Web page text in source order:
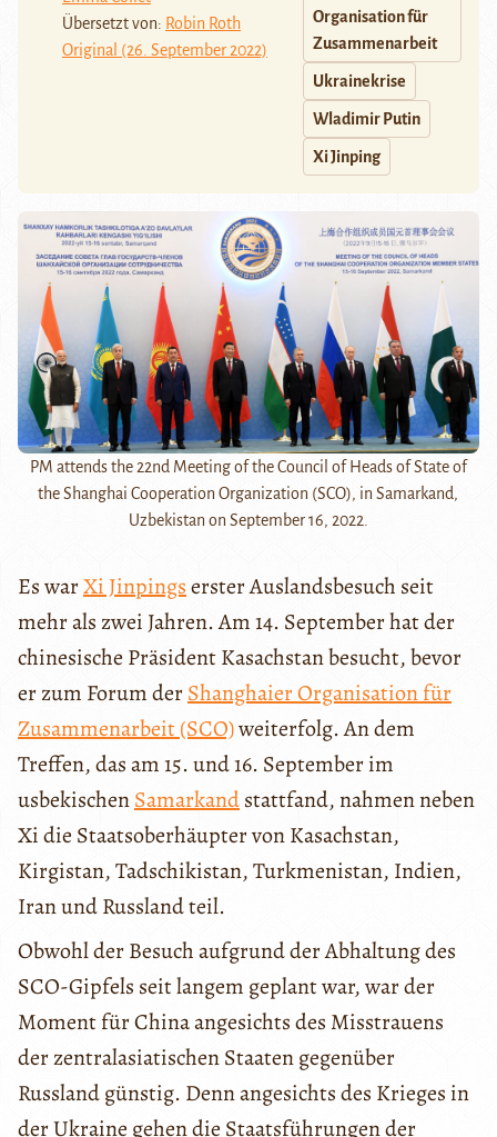
Übersetzt von: Robin Roth
Original (26. September 2022)
Organisation für
Zusammenarbeit
Ukrainekrise
Wladimir Putin
Xi Jinping
PM attends the 22nd Meeting of the Council of Heads of State of
the Shanghai Cooperation Organization (SCO), in Samarkand,
Uzbekistan on September 16, 2022.
Es warXi Jinpingserster Auslandsbesuch seit
mehr als zwei Jahren. Am 14. September hat der
chinesische Präsident Kasachstan besucht, bevor
er zum Forum derShanghaier Organisation für
Zusammenarbeit (SCO)weiterfolg. An dem
Treffen, das am 15. und 16. September im
usbekischenSamarkandstattfand, nahmen neben
Xi die Staatsoberhäupter von Kasachstan,
Kirgistan, Tadschikistan, Turkmenistan, Indien,
Iran und Russland teil.
Obwohl der Besuch aufgrund der Abhaltung des
SCO-Gipfels seit langem geplant war, war der
Moment für China angesichts des Misstrauens
der zentralasiatischen Staaten gegenüber
Russland günstig. Denn angesichts des Krieges in
der Ukraine gehen die Staatsführungen der